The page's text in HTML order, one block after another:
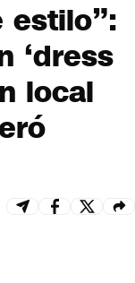
estilo”:
‘dress
local